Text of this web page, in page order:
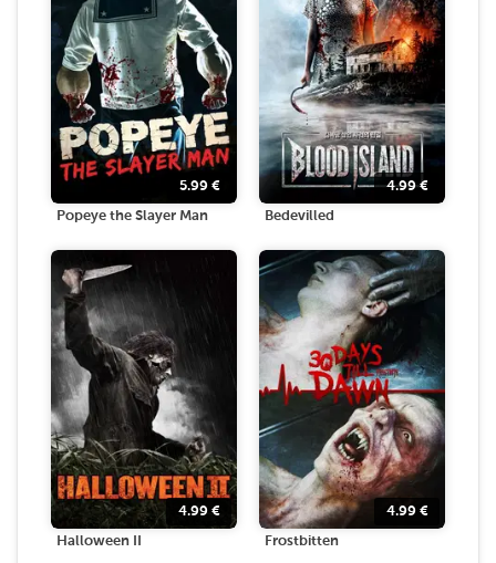
5.99 €
Popeye the Slayer Man
4.99€
Bedevilled
4.99 €
Halloween II
4.99 €
Frostbitten